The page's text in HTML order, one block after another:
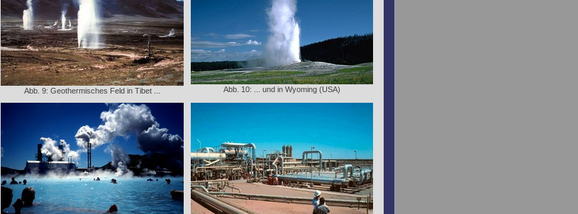
Abb. 9: Geothermisches Feld in Tibet ... Abb. 10: ... und in Wyoming (USA)